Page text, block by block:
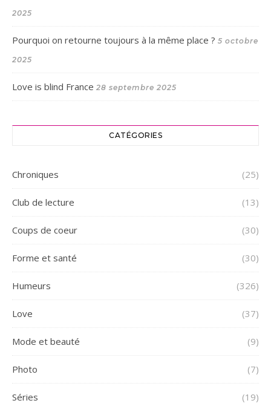
2025
Pourquoi on retourne toujours à la même place ? 5 octobre
2025
Love is blind France 28 septembre 2025
CATÉGORIES
Chroniques (25)
Club de lecture (13)
Coups de coeur (30)
Forme et santé (30)
Humeurs (326)
Love (37)
Mode et beauté (9)
Photo (7)
Séries (19)